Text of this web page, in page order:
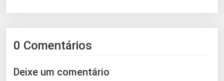
0 Comentários
Deixe um comentário